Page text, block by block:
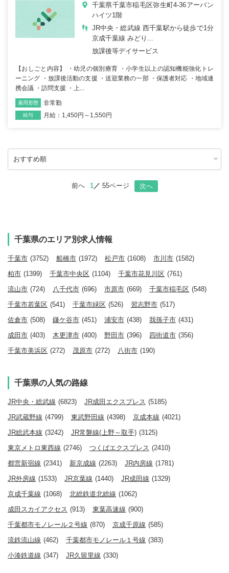
千葉県千葉市稲毛区弥生町4-36アーバン
ハイツ1階
JR中央・総武線 西千葉駅から徒歩で1分
京成千葉線 みどり...
放課後等デイサービス
【おしごと内容】 ・幼児の個別療育 ・小学生以上の認知機能強化トレ
ーニング ・放課後活動の支援 ・送迎業務の一部 ・保護者対応 ・地域連
携会議 ・訪問支援 ・上...
職種
雇用形態 非常勤
給与 月給：1,450円～1,550円
前へ 1 55ページ 次へ
千葉県のエリア別求人情報
千葉市 (3752) 船橋市 (1972) 松戸市 (1608) 市川市 (1582)
柏市 (1399) 千葉市中央区 (1104) 千葉市花見川区 (761)
流山市 (724) 八千代市 (696) 市原市 (669) 千葉市稲毛区 (548)
千葉市若葉区 (541) 千葉市緑区 (526) 習志野市 (517)
佐倉市 (508) 鎌ケ谷市 (451) 浦安市 (438) 我孫子市 (431)
成田市 (403) 木更津市 (400) 野田市 (396) 四街道市 (356)
千葉市美浜区 (272) 茂原市 (272) 八街市 (190)
千葉県の人気の路線
JR中央・総武線 (6823) JR成田エクスプレス (5185)
JR武蔵野線 (4799) 東武野田線 (4398) 京成本線 (4021)
JR総武本線 (3242) JR常磐線(上野～取手) (3125)
東京メトロ東西線 (2746) つくばエクスプレス (2410)
都営新宿線 (2341) 新京成線 (2263) JR内房線 (1781)
JR外房線 (1533) JR京葉線 (1440) JR成田線 (1329)
京成千葉線 (1068) 北総鉄道北総線 (1062)
成田スカイアクセス (913) 東葉高速線 (900)
千葉都市モノレール２号線 (870) 京成千原線 (585)
流鉄流山線 (462) 千葉都市モノレール１号線 (383)
小湊鉄道線 (347) JR久留里線 (330)